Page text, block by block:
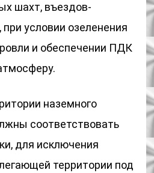
шахт, въездов-
условии озеленения
и обеспечении ПДК
наземного
соответствовать
для исключения
территории под